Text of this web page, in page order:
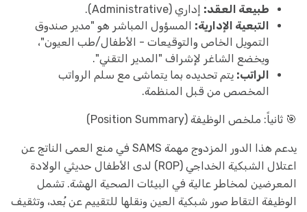
طبيعة العقد: إداري (Administrative).
التبعية الإدارية: المسؤول المباشر هو "مدير صندوق
التمويل الخاص والتوقيعات - الأطفال/طب العيون"،
ويخضع الشاغر لإشراف "المدير التقني".
الراتب: يتم تحديده بما يتماشى مع سلم الرواتب
المخصص من قبل المنظمة.
🎯 ثانياً: ملخص الوظيفة (Position Summary)
يدعم هذا الدور المزدوج مهمة SAMS في منع العمى الناتج عن
اعتلال الشبكية الخداجي (ROP) لدى الأطفال حديثي الولادة
المعرضين لمخاطر عالية في البيئات الصحية الهشة. تشمل
الوظيفة التقاط صور شبكية العين ونقلها للتقييم عن بُعد، وتثقيف